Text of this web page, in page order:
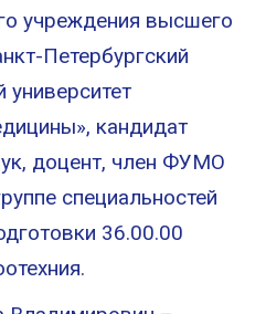
учреждения высшего
Петербургский
университет
кандидат
доцент, член ФУМО
специальностей
36.00.00